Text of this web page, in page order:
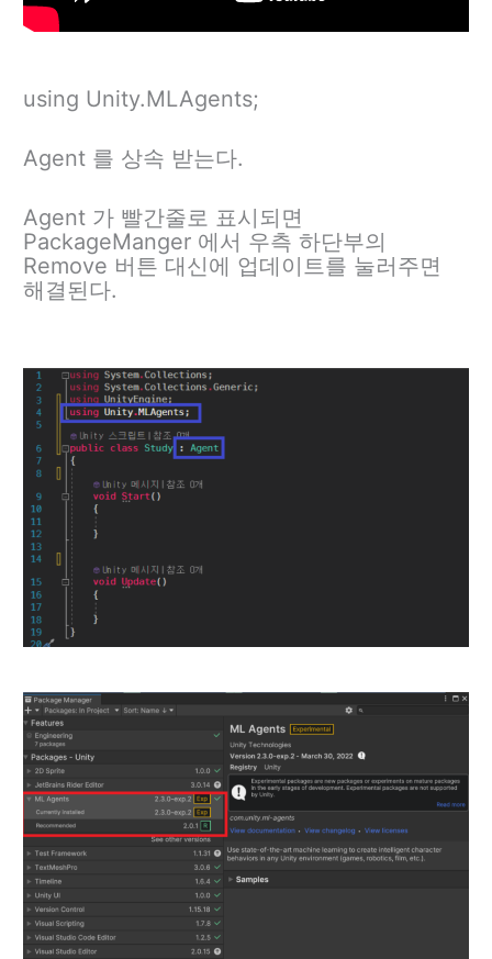
using Unity.MLAgents;
Agent 를 상속 받는다.
Agent 가 빨간줄로 표시되면
PackageManger 에서 우측 하단부의
Remove 버튼 대신에 업데이트를 눌러주면
해결된다.